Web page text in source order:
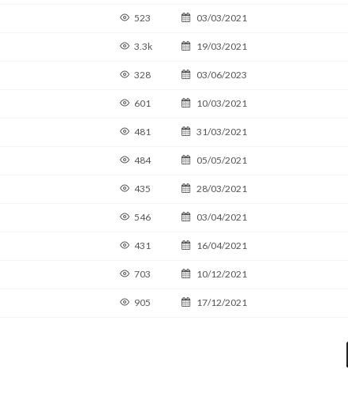
523 03/03/2021
3.3k 19/03/2021
328 03/06/2023
601 10/03/2021
481 31/03/2021
484 05/05/2021
435 28/03/2021
546 03/04/2021
431 16/04/2021
703 10/12/2021
905 17/12/2021